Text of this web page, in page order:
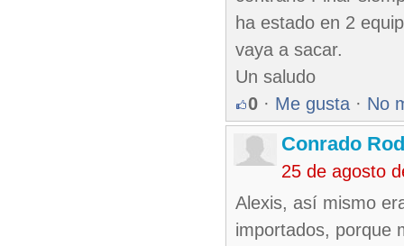
ha estado en 2
vaya a sacar.
Un saludo
0 · Me gusta · No
Conrado
25 de agosto
Alexis, así mismo
importados, porque